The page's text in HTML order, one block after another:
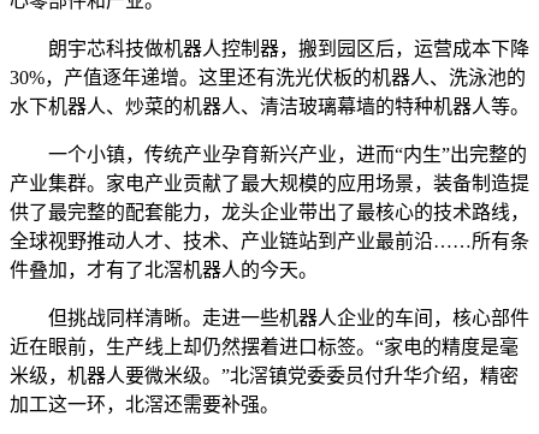
朗宇芯科技做机器人控制器，搬到园区后，运营成本下降
30%，产值逐年递增。这里还有洗光伏板的机器人、洗泳池的
水下机器人、炒菜的机器人、清洁玻璃幕墙的特种机器人等。
一个小镇，传统产业孕育新兴产业，进而“内生”出完整的
产业集群。家电产业贡献了最大规模的应用场景，装备制造提
供了最完整的配套能力，龙头企业带出了最核心的技术路线，
全球视野推动人才、技术、产业链站到产业最前沿……所有条
件叠加，才有了北滘机器人的今天。
但挑战同样清晰。走进一些机器人企业的车间，核心部件
近在眼前，生产线上却仍然摆着进口标签。“家电的精度是毫
米级，机器人要微米级。”北滘镇党委委员付升华介绍，精密
加工这一环，北滘还需要补强。